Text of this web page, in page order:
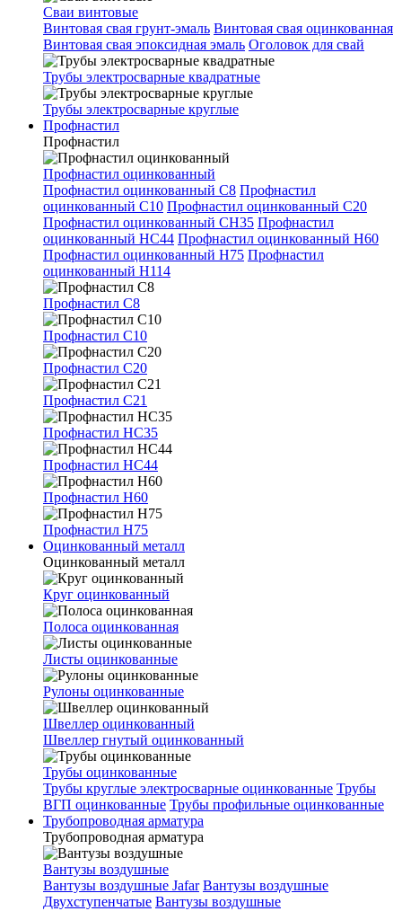
Сваи винтовые
Винтовая свая грунт-эмаль Винтовая свая оцинкованная
Винтовая свая эпоксидная эмаль Оголовок для свай
Трубы электросварные квадратные
Трубы электросварные круглые
Профнастил
Профнастил
Профнастил оцинкованный
Профнастил оцинкованный С8 Профнастил
оцинкованный С10 Профнастил оцинкованный С20
Профнастил оцинкованный СН35 Профнастил
оцинкованный НС44 Профнастил оцинкованный Н60
Профнастил оцинкованный Н75 Профнастил
оцинкованный Н114
Профнастил С8
Профнастил С10
Профнастил С20
Профнастил С21
Профнастил НС35
Профнастил НС44
Профнастил Н60
Профнастил Н75
Оцинкованный металл
Оцинкованный металл
Круг оцинкованный
Полоса оцинкованная
Листы оцинкованные
Рулоны оцинкованные
Швеллер оцинкованный
Швеллер гнутый оцинкованный
Трубы оцинкованные
Трубы круглые электросварные оцинкованные Трубы
ВГП оцинкованные Трубы профильные оцинкованные
Трубопроводная арматура
Трубопроводная арматура
Вантузы воздушные
Вантузы воздушные Jafar Вантузы воздушные
Двухступенчатые Вантузы воздушные